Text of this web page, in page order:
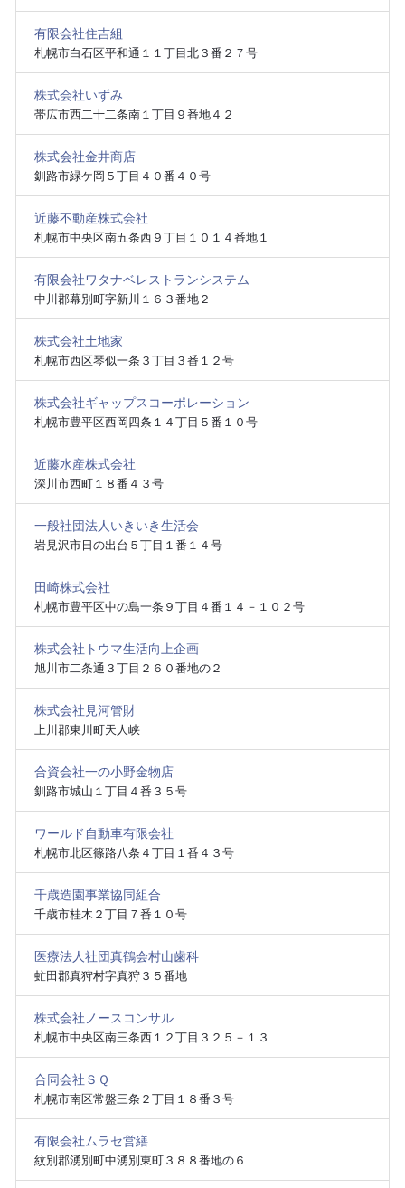
有限会社住吉組
札幌市白石区平和通１１丁目北３番２７号
株式会社いずみ
帯広市西二十二条南１丁目９番地４２
株式会社金井商店
釧路市緑ケ岡５丁目４０番４０号
近藤不動産株式会社
札幌市中央区南五条西９丁目１０１４番地１
有限会社ワタナベレストランシステム
中川郡幕別町字新川１６３番地２
株式会社土地家
札幌市西区琴似一条３丁目３番１２号
株式会社ギャップスコーポレーション
札幌市豊平区西岡四条１４丁目５番１０号
近藤水産株式会社
深川市西町１８番４３号
一般社団法人いきいき生活会
岩見沢市日の出台５丁目１番１４号
田崎株式会社
札幌市豊平区中の島一条９丁目４番１４－１０２号
株式会社トウマ生活向上企画
旭川市二条通３丁目２６０番地の２
株式会社見河管財
上川郡東川町天人峡
合資会社一の小野金物店
釧路市城山１丁目４番３５号
ワールド自動車有限会社
札幌市北区篠路八条４丁目１番４３号
千歳造園事業協同組合
千歳市桂木２丁目７番１０号
医療法人社団真鶴会村山歯科
虻田郡真狩村字真狩３５番地
株式会社ノースコンサル
札幌市中央区南三条西１２丁目３２５－１３
合同会社ＳＱ
札幌市南区常盤三条２丁目１８番３号
有限会社ムラセ営繕
紋別郡湧別町中湧別東町３８８番地の６